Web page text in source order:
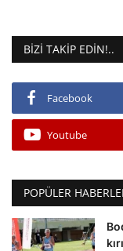
BIZI TAKIP EDIN!..
Facebook
Youtube
POPÜLER